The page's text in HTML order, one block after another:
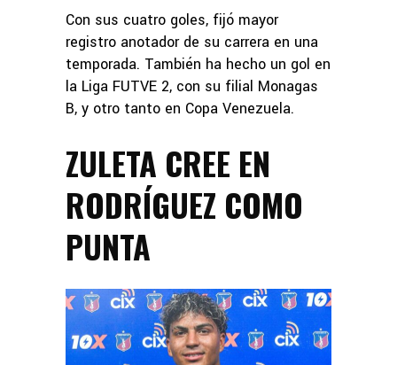
Con sus cuatro goles, fijó mayor
registro anotador de su carrera en una
temporada. También ha hecho un gol en
la Liga FUTVE 2, con su filial Monagas
B, y otro tanto en Copa Venezuela.
ZULETA CREE EN
RODRÍGUEZ COMO
PUNTA